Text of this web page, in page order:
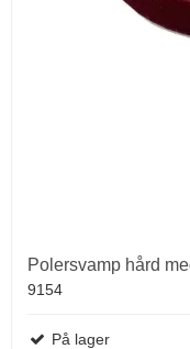
Polersvamp hård
9154
På lager